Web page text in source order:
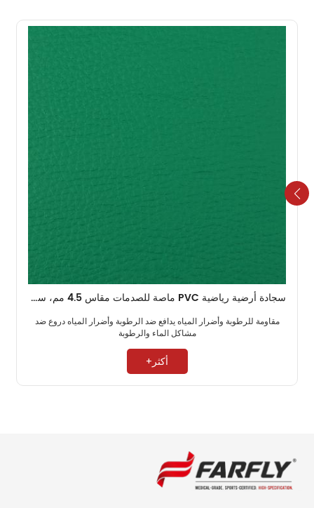
سجادة أرضية رياضية PVC ماصة للصدمات مقاس 4.5 مم، سجادة تنس الريشة قديمة رخيصة الثمن
مقاومة للرطوبة وأضرار المياه يدافع ضد الرطوبة وأضرار المياه دروع ضد
مشاكل الماء والرطوبة ​
أكثر+